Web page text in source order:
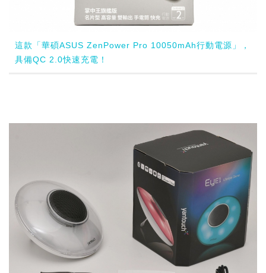
這款「華碩ASUS ZenPower Pro 10050mAh行動電源」，
具備QC 2.0快速充電！